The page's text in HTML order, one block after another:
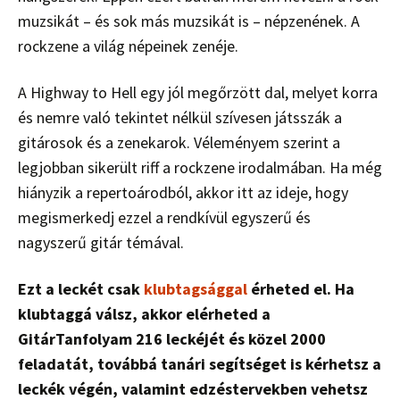
muzsikát – és sok más muzsikát is – népzenének. A
rockzene a világ népeinek zenéje.
A Highway to Hell egy jól megőrzött dal, melyet korra
és nemre való tekintet nélkül szívesen játsszák a
gitárosok és a zenekarok. Véleményem szerint a
legjobban sikerült riff a rockzene irodalmában. Ha még
hiányzik a repertoárodból, akkor itt az ideje, hogy
megismerkedj ezzel a rendkívül egyszerű és
nagyszerű gitár témával.
Ezt a leckét csak klubtagsággal érheted el. Ha
klubtaggá válsz, akkor elérheted a
GitárTanfolyam 216 leckéjét és közel 2000
feladatát, továbbá tanári segítséget is kérhetsz a
leckék végén, valamint edzéstervekben vehetsz